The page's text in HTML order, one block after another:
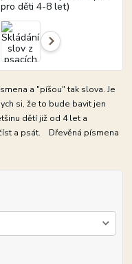
a "píšou" tak slova. Je
si, že to bude bavit jen
dětí již od 4 let a
a psát. Dřevěná písmena